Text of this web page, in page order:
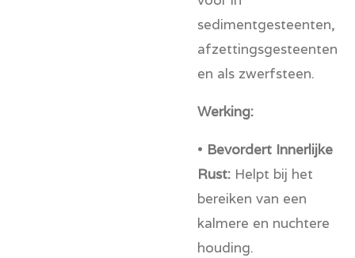
sedimentgesteenten,
afzettingsgesteenten
en als zwerfsteen.
Werking:
• Bevordert Innerlijke
Rust: Helpt bij het
bereiken van een
kalmere en nuchtere
houding.